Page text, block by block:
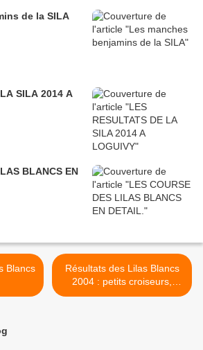
de la SILA
SILA 2014 A
BLANCS EN
Résultats des Lilas Blancs
2004 : petits croiseurs,
petits régatiers et vieux